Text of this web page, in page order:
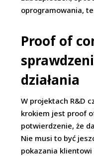
oprogramowania,
Proof of
działania
W projektach R&D
krokiem jest proof
potwierdzenie, że
Nie musi to być
pokazania klientowi